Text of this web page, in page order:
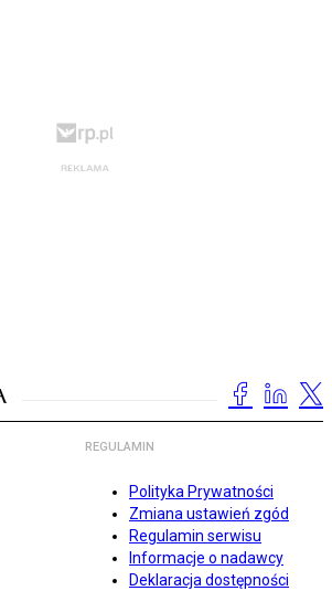
REGULAMIN
Polityka Prywatności
Zmiana ustawień zgód
Regulamin serwisu
Informacje o nadawcy
Deklaracja dostępności